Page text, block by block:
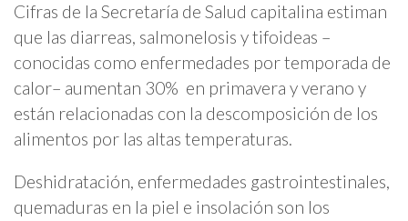
Cifras de la Secretaría de Salud capitalina estiman
que las diarreas, salmonelosis y tifoideas –
conocidas como enfermedades por temporada de
calor– aumentan 30% en primavera y verano y
están relacionadas con la descomposición de los
alimentos por las altas temperaturas.
Deshidratación, enfermedades gastrointestinales,
quemaduras en la piel e insolación son los